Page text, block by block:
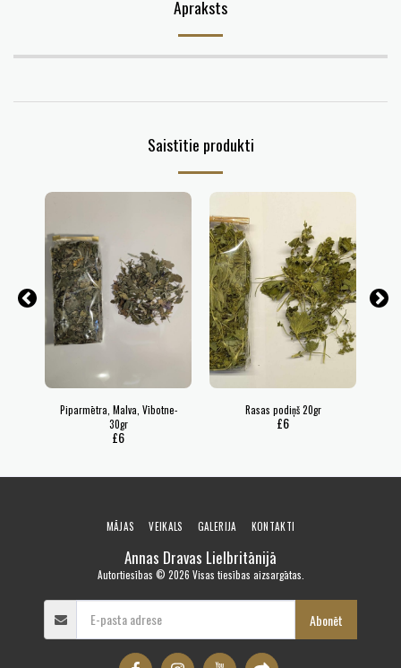
Apraksts
Saistītie produkti
Piparmētra, Malva, Vībotne-
30gr
£6
Rasas podiņš 20gr
£6
Annas Dravas Lielbritānijā
Autortiesības © 2026 Visas tiesības aizsargātas.
MĀJAS VEIKALS GALERIJA KONTAKTI
Abonēt